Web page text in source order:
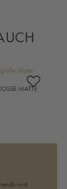
MATTE
und